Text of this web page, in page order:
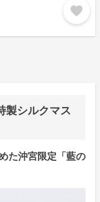
favorite
製シルクマス
た沖宮限定「藍の